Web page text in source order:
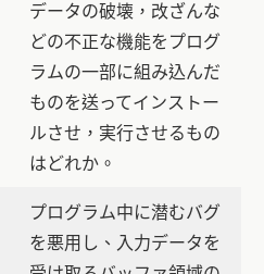
データの破壊，改ざんな
どの不正な機能をプログ
ラムの一部に組み込んだ
ものを送ってインストー
ルさせ，実行させるもの
はどれか。
プログラム中に潜むバグ
を悪用し、入力データを